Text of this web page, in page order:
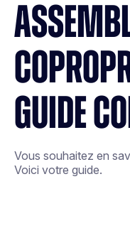
GUIDE
Vous souhaitez en
Voici votre guide.